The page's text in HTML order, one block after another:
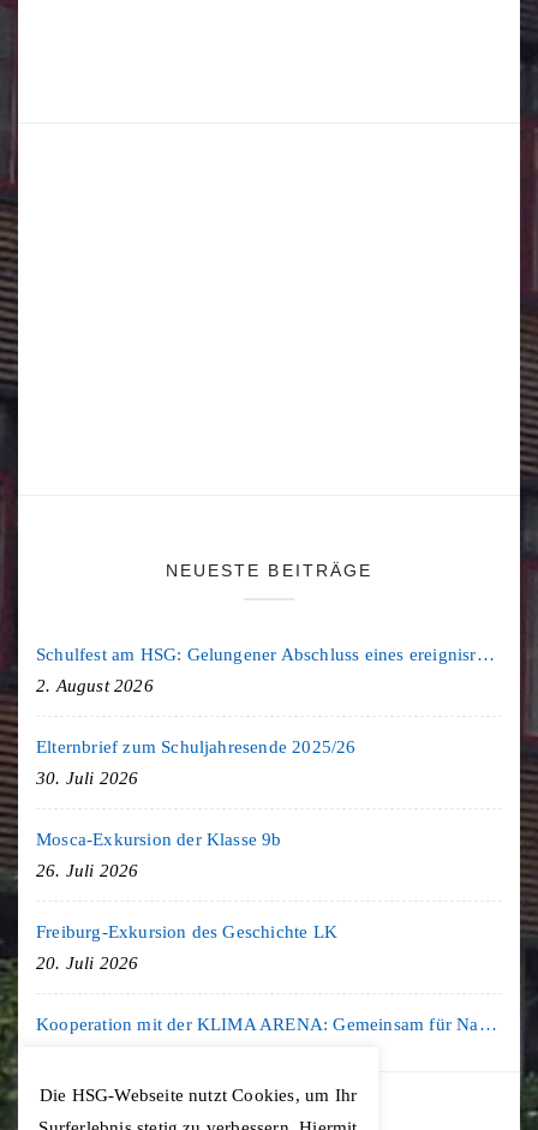
NEUESTE BEITRÄGE
Schulfest am HSG: Gelungener Abschluss eines ereignisreichen Schuljahres
2. August 2026
Elternbrief zum Schuljahresende 2025/26
30. Juli 2026
Mosca-Exkursion der Klasse 9b
26. Juli 2026
Freiburg-Exkursion des Geschichte LK
20. Juli 2026
Kooperation mit der KLIMA ARENA: Gemeinsam für Nachhaltigkeit und Klimaschutz
Die HSG-Webseite nutzt Cookies, um Ihr